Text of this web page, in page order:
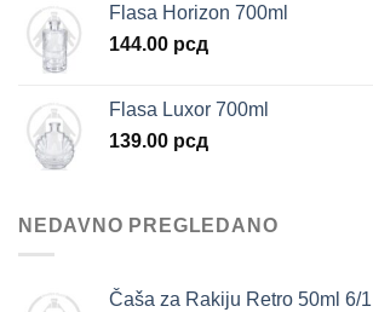
Flasa Horizon 700ml
144.00 рсд
Flasa Luxor 700ml
139.00 рсд
NEDAVNO PREGLEDANO
Čaša za Rakiju Retro 50ml 6/1